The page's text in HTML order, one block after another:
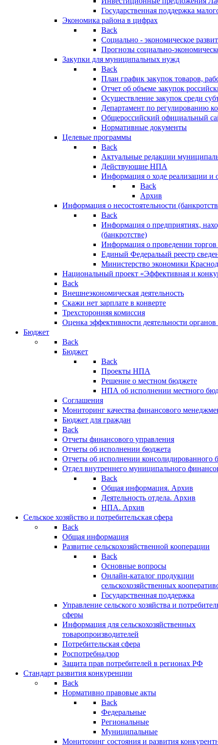
Государственная поддержка
Экономика района в цифрах
Back
Социально - экономическое
Прогнозы социально-
Закупки для муниципальных нужд
Back
План график закупок товаров,
Отчет об объеме закупок
Осуществление закупок среди
Департамент по регулированию
Общероссийский официальный
Нормативные документы
Целевые программы
Back
Актуальные редакции
Действующие НПА
Информация о ходе реализации
Back
Архив
Информация о несостоятельности
Back
Информация о предприятиях,
(банкротстве)
Информация о проведении
Единый Федеральый реестр
Министерство экономики
Национальный проект «Эффективная и
Back
Внешнеэкономическая деятельность
Скажи нет зарплате в конверте
Трехсторонняя комиссия
Оценка эффективности деятельности
Бюджет
Back
Бюджет
Back
Проекты НПА
Решение о местном бюджете
НПА об исполнении местного
Соглашения
Мониторинг качества финансового
Бюджет для граждан
Back
Отчеты финансового управления
Отчеты об исполнении бюджета
Отчеты об исполнении консолидированного
Отдел внутреннего муниципального
Back
Общая информация. Архив
Деятельность отдела. Архив
НПА. Архив
Сельское хозяйство и потребительская сфера
Back
Общая информация
Развитие сельскохозяйственной кооперации
Back
Основные вопросы
Онлайн-каталог продукции
сельскохозяйственных
Государственная поддержка
Управление сельского хозяйства и
сферы
Информация для сельскохозяйственных
товаропроизводителей
Потребительская сфера
Роспотребнадзор
Защита прав потребителей в регионах РФ
Стандарт развития конкуренции
Back
Нормативно правовые акты
Back
Федеральные
Региональные
Муниципальные
Мониторинг состояния и развития